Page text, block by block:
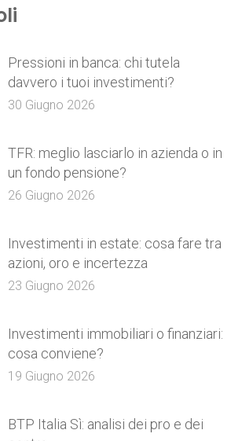
Pressioni in banca: chi tutela
davvero i tuoi investimenti?
30 Giugno 2026
TFR: meglio lasciarlo in azienda o in
un fondo pensione?
26 Giugno 2026
Investimenti in estate: cosa fare tra
azioni, oro e incertezza
23 Giugno 2026
Investimenti immobiliari o finanziari:
cosa conviene?
19 Giugno 2026
BTP Italia Sì: analisi dei pro e dei